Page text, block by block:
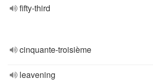
fifty-third
cinquante-troisième
leavening